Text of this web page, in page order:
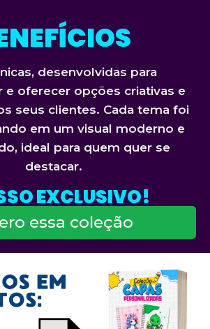
desenvolvidas para
e oferecer opções criativas e
seus clientes. Cada tema foi
em um visual moderno e
ideal para quem quer se
destacar.
EXCLUSIVO!
essa coleção